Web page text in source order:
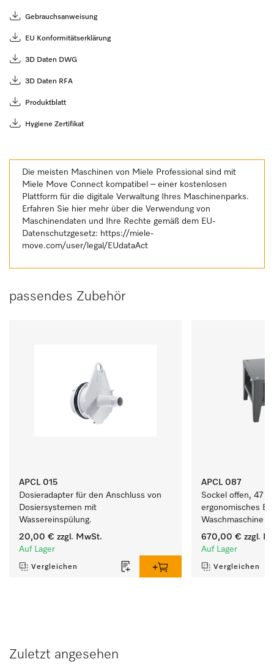
Gebrauchsanweisung
EU Konformitätserklärung
3D Daten DWG
3D Daten RFA
Produktblatt
Hygiene Zertifikat
Die meisten Maschinen von Miele Professional sind mit
Miele Move Connect kompatibel – einer kostenlosen
Plattform für die digitale Verwaltung Ihres Maschinenparks.
Erfahren Sie hier mehr über die Verwendung von
Maschinendaten und Ihre Rechte gemäß dem EU-
Datenschutzgesetz: https://miele-
move.com/user/legal/EUdataAct
passendes Zubehör
APCL 015
Dosieradapter für den Anschluss von
Dosiersystemen mit
Wassereinspülung.
20,00 € zzgl. MwSt.
Auf Lager
Vergleichen
APCL 087
Sockel offen, 47
ergonomisches
Waschmaschine
670,00 € zzgl.
Auf Lager
Vergleichen
Zuletzt angesehen